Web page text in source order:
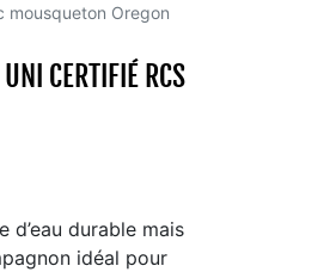
mousqueton Oregon
CERTIFIÉ RCS
durable mais
idéal pour